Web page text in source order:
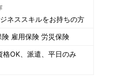
ネススキルをお持ちの方
雇用保険 労災保険
格OK、派遣、平日のみ